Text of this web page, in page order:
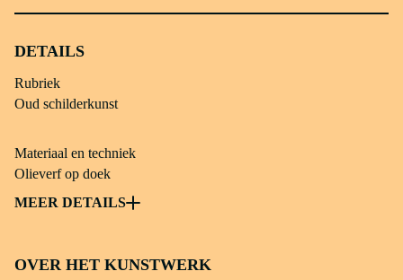
DETAILS
Rubriek
Oud schilderkunst
Materiaal en techniek
Olieverf op doek
Object soort
Schilderij; schuttersstuk
Afmetingen
MEER DETAILS
OVER HET KUNSTWERK